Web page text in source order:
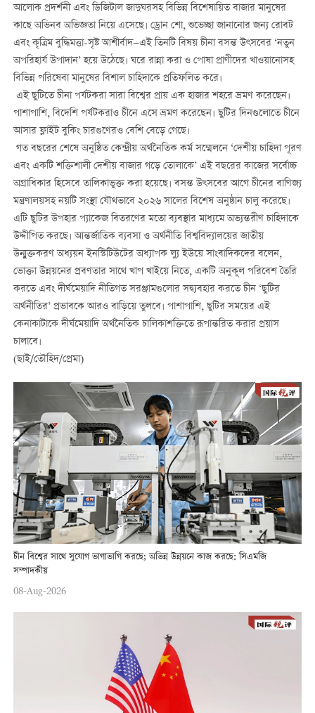
আলোক প্রদর্শনী এবং ডিজিটাল জাদুঘরসহ বিভিন্ন বিশেষায়িত বাজার মানুষের
কাছে অভিনব অভিজ্ঞতা নিয়ে এসেছে। ড্রোন শো, শুভেচ্ছা জানানোর জন্য রোবট
এবং কৃত্রিম বুদ্ধিমত্তা-সৃষ্ট আশীর্বাদ—এই তিনটি বিষয় চীনা বসন্ত উৎসবের ‘নতুন
অপরিহার্য উপাদান’ হয়ে উঠেছে। ঘরে রান্না করা ও পোষা প্রাণীদের খাওয়ানোসহ
বিভিন্ন পরিষেবা মানুষের বিশাল চাহিদাকে প্রতিফলিত করে।
এই ছুটিতে চীনা পর্যটকরা সারা বিশ্বের প্রায় এক হাজার শহরে ভ্রমণ করেছেন।
পাশাপাশি, বিদেশি পর্যটকরাও চীনে এসে ভ্রমণ করেছেন। ছুটির দিনগুলোতে চীনে
আসার ফ্লাইট বুকিং চারগুণেরও বেশি বেড়ে গেছে।
গত বছরের শেষে অনুষ্ঠিত কেন্দ্রীয় অর্থনৈতিক কর্ম সম্মেলনে ‘দেশীয় চাহিদা পূরণ
এবং একটি শক্তিশালী দেশীয় বাজার গড়ে তোলাকে’ এই বছরের কাজের সর্বোচ্চ
অগ্রাধিকার হিসেবে তালিকাভুক্ত করা হয়েছে। বসন্ত উৎসবের আগে চীনের বাণিজ্য
মন্ত্রণালয়সহ নয়টি সংস্থা যৌথভাবে ২০২৬ সালের বিশেষ অনুষ্ঠান চালু করেছে।
এটি ছুটির উপহার প্যাকেজ বিতরণের মতো ব্যবস্থার মাধ্যমে অভ্যন্তরীণ চাহিদাকে
উদ্দীপিত করছে। আন্তর্জাতিক ব্যবসা ও অর্থনীতি বিশ্ববিদ্যালয়ের জাতীয়
উন্মুক্তকরণ অধ্যয়ন ইনস্টিটিউটের অধ্যাপক ল্যু ইউয়ে সাংবাদিকদের বলেন,
ভোক্তা উন্নয়নের প্রবণতার সাথে খাপ খাইয়ে নিতে, একটি অনুকূল পরিবেশ তৈরি
করতে এবং দীর্ঘমেয়াদি নীতিগত সরঞ্জামগুলোর সদ্ব্যবহার করতে চীন ‘ছুটির
অর্থনীতির’ প্রভাবকে আরও বাড়িয়ে তুলবে। পাশাপাশি, ছুটির সময়ের এই
কেনাকাটাকে দীর্ঘমেয়াদি অর্থনৈতিক চালিকাশক্তিতে রূপান্তরিত করার প্রয়াস
চালাবে।
(ছাই/তৌহিদ/প্রেমা)
চীন বিশ্বের সাথে সুযোগ ভাগাভাগি করছে; অভিন্ন উন্নয়নে কাজ করছে: সিএমজি
সম্পাদকীয়
08-Aug-2026